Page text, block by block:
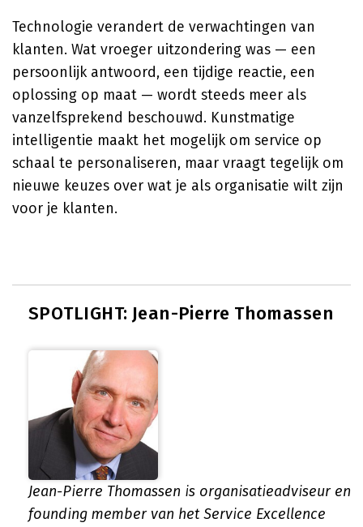
Technologie verandert de verwachtingen van
klanten. Wat vroeger uitzondering was — een
persoonlijk antwoord, een tijdige reactie, een
oplossing op maat — wordt steeds meer als
vanzelfsprekend beschouwd. Kunstmatige
intelligentie maakt het mogelijk om service op
schaal te personaliseren, maar vraagt tegelijk om
nieuwe keuzes over wat je als organisatie wilt zijn
voor je klanten.
SPOTLIGHT: Jean-Pierre Thomassen
Jean-Pierre Thomassen is organisatieadviseur en
founding member van het Service Excellence